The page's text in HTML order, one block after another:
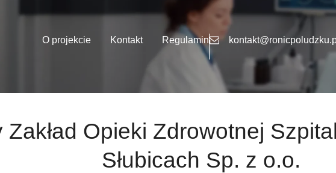
O projekcie Kontakt Regulamin
Zakład Opieki Zdrowotnej
Słubicach Sp. z o.o.